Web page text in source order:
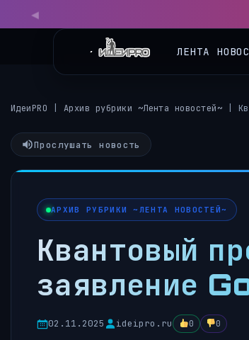
ИдеиPRO Архив рубрики ~Лента новостей~
Прослушать новость
АРХИВ РУБРИКИ ~ЛЕНТА НОВОСТЕЙ~
Квантовый
заявление
02.11.2025 ideipro.ru 0 0